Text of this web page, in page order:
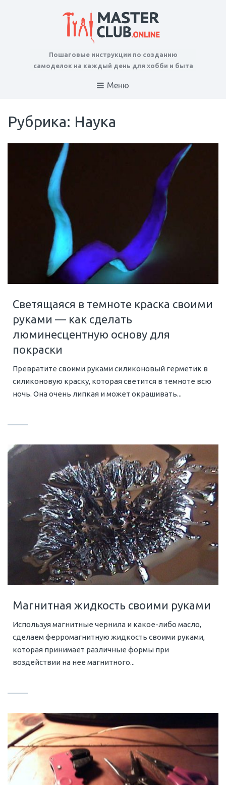
Пошаговые инструкции по созданию
самоделок на каждый день для хобби и быта
Меню
Рубрика: Наука
Светящаяся в темноте краска своими
руками — как сделать
люминесцентную основу для
покраски
Превратите своими руками силиконовый герметик в
силиконовую краску, которая светится в темноте всю
ночь. Она очень липкая и может окрашивать...
Магнитная жидкость своими руками
Используя магнитные чернила и какое-либо масло,
сделаем ферромагнитную жидкость своими руками,
которая принимает различные формы при
воздействии на нее магнитного...